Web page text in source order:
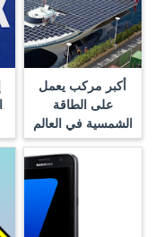
أكبر مركب يعمل
على الطاقة
الشمسية في العالم